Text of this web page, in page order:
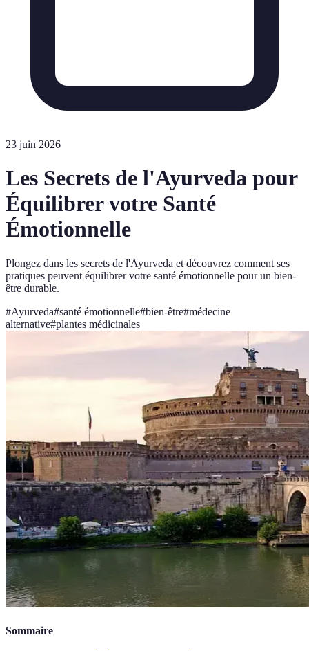
23 juin 2026
Les Secrets de l'Ayurveda pour
Équilibrer votre Santé
Émotionnelle
Plongez dans les secrets de l'Ayurveda et découvrez comment ses
pratiques peuvent équilibrer votre santé émotionnelle pour un bien-
être durable.
#Ayurveda#santé émotionnelle#bien-être#médecine
alternative#plantes médicinales
Sommaire